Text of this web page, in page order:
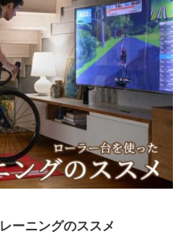
ーニングのススメ